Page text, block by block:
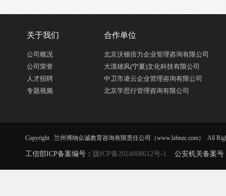
关于我们 合作单位
公司概况
公司荣誉
人才招聘
专题视频
北京沃顿倍力企业管理咨询有限公司
大漠雄风(宁夏)文化科技有限公司
中卫市凌云企业管理咨询有限公司
北京学思行管理咨询有限公司
Copyright 兰州博纳众诚教育咨询有限责任公司（www.lzbnzc.com） All
工信部ICP备案编号： 陇ICP备2024008612号-1 公安机关备案号